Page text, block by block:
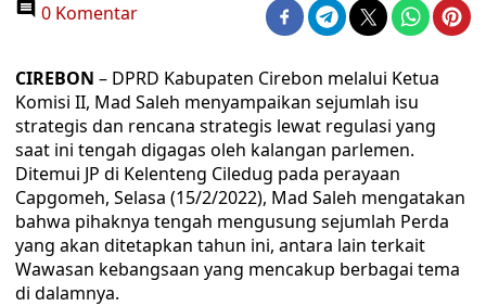
0 Komentar
CIREBON – DPRD Kabupaten Cirebon melalui Ketua
Komisi II, Mad Saleh menyampaikan sejumlah isu
strategis dan rencana strategis lewat regulasi yang
saat ini tengah digagas oleh kalangan parlemen.
Ditemui JP di Kelenteng Ciledug pada perayaan
Capgomeh, Selasa (15/2/2022), Mad Saleh mengatakan
bahwa pihaknya tengah mengusung sejumlah Perda
yang akan ditetapkan tahun ini, antara lain terkait
Wawasan kebangsaan yang mencakup berbagai tema
di dalamnya.